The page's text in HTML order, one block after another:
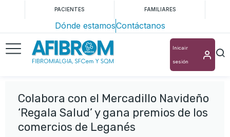
PACIENTES FAMILIARES
Dónde estamosContáctanos
Inicair
sesión
Colabora con el Mercadillo Navideño
‘Regala Salud’ y gana premios de los
comercios de Leganés